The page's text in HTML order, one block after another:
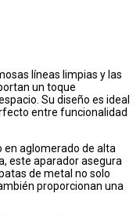
líneas limpias y las
un toque
Su diseño es ideal
entre funcionalidad
en aglomerado de alta
este aparador asegura
de metal no solo
proporcionan una